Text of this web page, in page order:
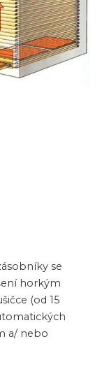
se
horkým
(od 15
a/ nebo